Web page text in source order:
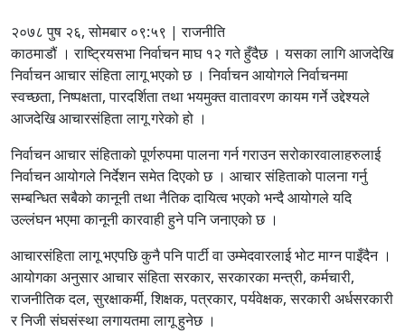
२०७८ पुष २६, सोमबार ०९:५९ | राजनीति
काठमाडौं । राष्ट्रियसभा निर्वाचन माघ १२ गते हुँदैछ । यसका लागि आजदेखि
निर्वाचन आचार संहिता लागू भएको छ । निर्वाचन आयोगले निर्वाचनमा
स्वच्छता, निष्पक्षता, पारदर्शिता तथा भयमुक्त वातावरण कायम गर्ने उद्देश्यले
आजदेखि आचारसंहिता लागू गरेको हो ।
निर्वाचन आचार संहिताको पूर्णरुपमा पालना गर्न गराउन सरोकारवालाहरुलाई
निर्वाचन आयोगले निर्देशन समेत दिएको छ । आचार संहिताको पालना गर्नु
सम्बन्धित सबैको कानूनी तथा नैतिक दायित्व भएको भन्दै आयोगले यदि
उल्लंघन भएमा कानूनी कारवाही हुने पनि जनाएको छ ।
आचारसंहिता लागू भएपछि कुनै पनि पार्टी वा उम्मेदवारलाई भोट माग्न पाइँदैन ।
आयोगका अनुसार आचार संहिता सरकार, सरकारका मन्त्री, कर्मचारी,
राजनीतिक दल, सुरक्षाकर्मी, शिक्षक, पत्रकार, पर्यवेक्षक, सरकारी अर्धसरकारी
र निजी संघसंस्था लगायतमा लागू हुनेछ ।